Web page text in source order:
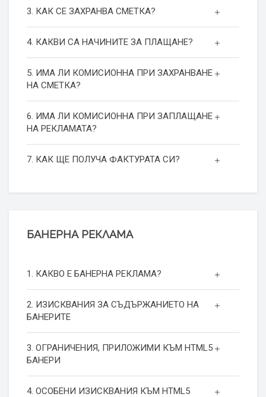
3. КАК СЕ ЗАХРАНВА СМЕТКА?
4. КАКВИ СА НАЧИНИТЕ ЗА ПЛАЩАНЕ?
5. ИМА ЛИ КОМИСИОННА ПРИ ЗАХРАНВАНЕ
НА СМЕТКА?
6. ИМА ЛИ КОМИСИОННА ПРИ ЗАПЛАЩАНЕ
НА РЕКЛАМАТА?
7. КАК ЩЕ ПОЛУЧА ФАКТУРАТА СИ?
БАНЕРНА РЕКЛАМА
1. КАКВО Е БАНЕРНА РЕКЛАМА?
2. ИЗИСКВАНИЯ ЗА СЪДЪРЖАНИЕТО НА
БАНЕРИТЕ
3. ОГРАНИЧЕНИЯ, ПРИЛОЖИМИ КЪМ HTML5
БАНЕРИ
4. ОСОБЕНИ ИЗИСКВАНИЯ КЪМ HTML5